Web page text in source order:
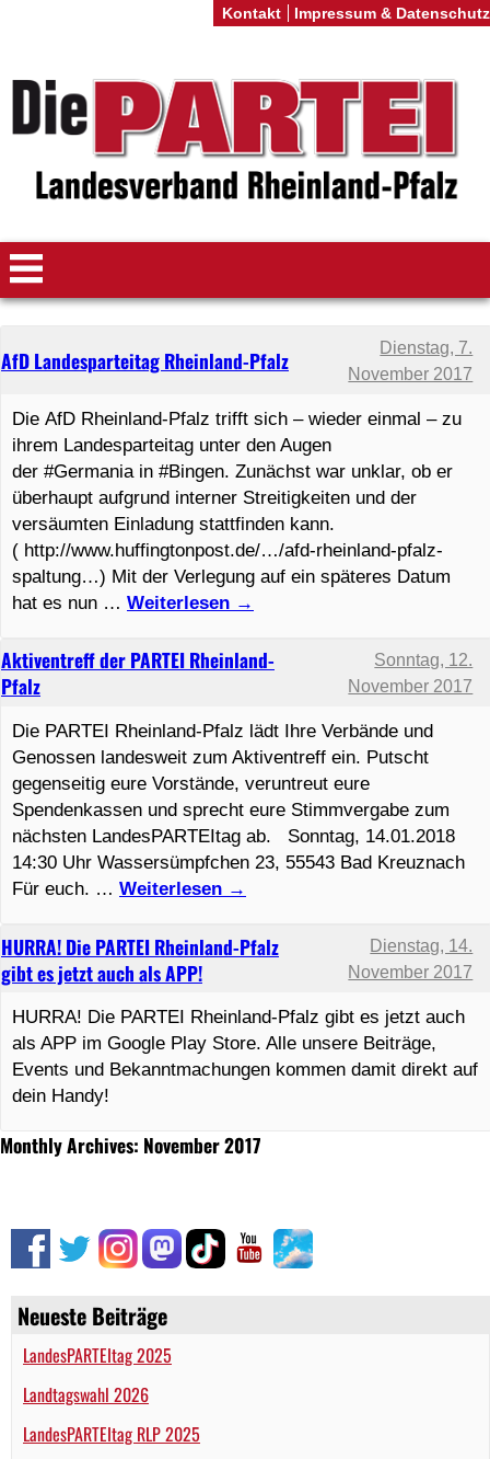
Neueste Beiträge
LandesPARTEItag 2025
Landtagswahl 2026
LandesPARTEItag RLP 2025
Monthly Archives: November 2017
HURRA! Die PARTEI Rheinland-Pfalz
gibt es jetzt auch als APP!
Dienstag, 14.
November 2017
HURRA! Die PARTEI Rheinland-Pfalz gibt es jetzt auch
als APP im Google Play Store. Alle unsere Beiträge,
Events und Bekanntmachungen kommen damit direkt auf
dein Handy!
Aktiventreff der PARTEI Rheinland-
Pfalz
Sonntag, 12.
November 2017
Die PARTEI Rheinland-Pfalz lädt Ihre Verbände und
Genossen landesweit zum Aktiventreff ein. Putscht
gegenseitig eure Vorstände, veruntreut eure
Spendenkassen und sprecht eure Stimmvergabe zum
nächsten LandesPARTEItag ab. Sonntag, 14.01.2018
14:30 Uhr Wassersümpfchen 23, 55543 Bad Kreuznach
Für euch. … Weiterlesen →
AfD Landesparteitag Rheinland-Pfalz
Dienstag, 7.
November 2017
Die AfD Rheinland-Pfalz trifft sich – wieder einmal – zu
ihrem Landesparteitag unter den Augen
der #Germania in #Bingen. Zunächst war unklar, ob er
überhaupt aufgrund interner Streitigkeiten und der
versäumten Einladung stattfinden kann.
( http://www.huffingtonpost.de/…/afd-rheinland-pfalz-
spaltung…) Mit der Verlegung auf ein späteres Datum
hat es nun … Weiterlesen →
Kontakt Impressum & Datenschutz